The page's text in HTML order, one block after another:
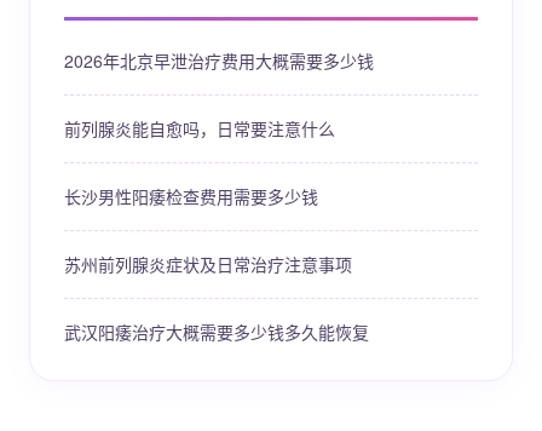
2026年北京早泄治疗费用大概需要多少钱
前列腺炎能自愈吗，日常要注意什么
长沙男性阳痿检查费用需要多少钱
苏州前列腺炎症状及日常治疗注意事项
武汉阳痿治疗大概需要多少钱多久能恢复